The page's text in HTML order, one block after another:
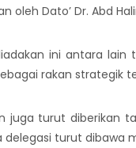
oleh Dato’ Dr. Abd
ini antara
rakan strategik
juga turut diberikan
delegasi turut dibawa